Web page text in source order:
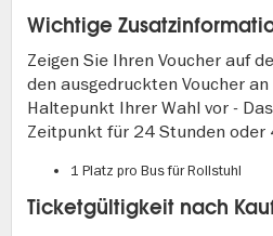
Wichtige
Zeigen Sie Ihren Voucher auf
den ausgedruckten Voucher
Haltepunkt Ihrer Wahl vor -
Zeitpunkt für 24 Stunden oder
1 Platz pro Bus für Rollstuhl
Ticketgültigkeit nach